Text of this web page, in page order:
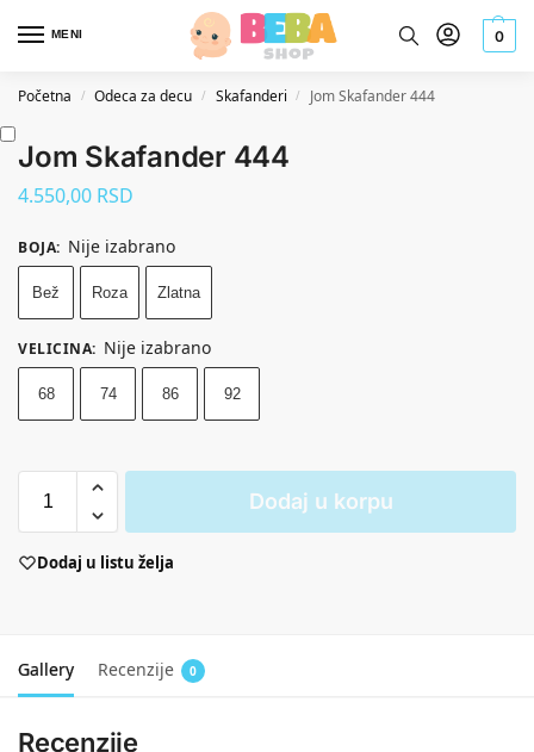
MENI 0
Početna / Odeca za decu / Skafanderi / Jom Skafander 444
Jom Skafander 444
4.550,00 RSD
BOJA: Nije izabrano
Bež Roza Zlatna
VELICINA: Nije izabrano
68 74 86 92
Dodaj u korpu
Dodaj u listu želja
Gallery Recenzije 0
Recenzije